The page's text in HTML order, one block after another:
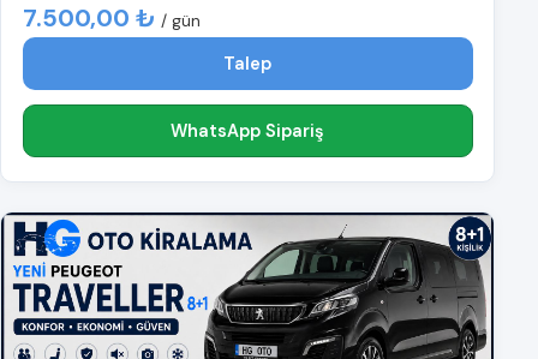
7.500,00 ₺ / gün
Talep
WhatsApp Sipariş